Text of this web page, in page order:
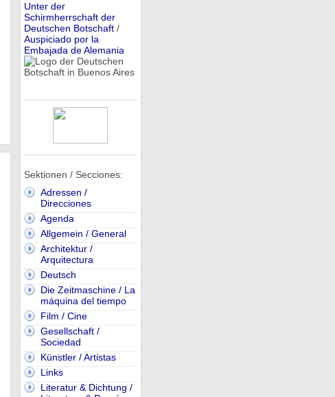
Unter der
Schirmherrschaft der
Deutschen Botschaft/
Auspiciado por la
Embajada de Alemania
Sektionen / Secciones:
Adressen /
Direcciones
Agenda
Allgemein / General
Architektur /
Arquitectura
Deutsch
Die Zeitmaschine / La
máquina del tiempo
Film / Cine
Gesellschaft /
Sociedad
Künstler / Artistas
Links
Literatur & Dichtung /